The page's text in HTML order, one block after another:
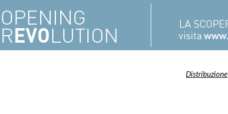
Distribuzione